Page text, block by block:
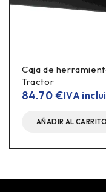
Caja de
Tractor
84.70€IVA
AÑADIR AL